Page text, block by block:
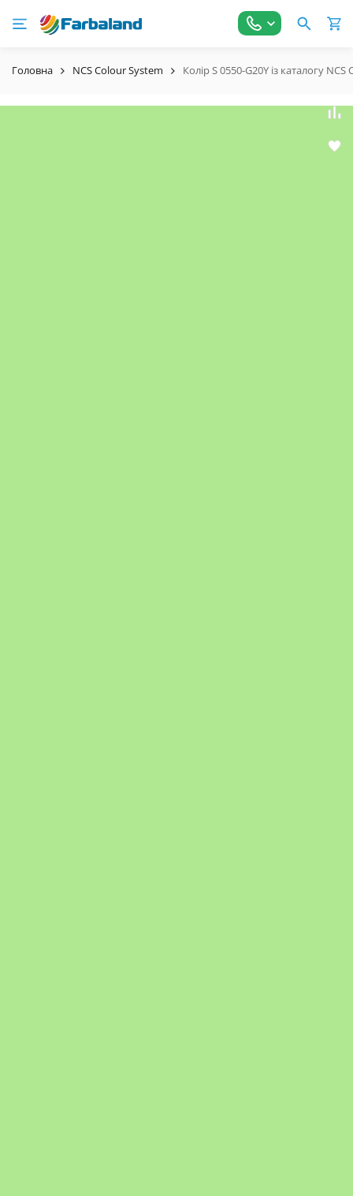
Головна NCS Colour System Колір S 0550-G20Y із каталогу